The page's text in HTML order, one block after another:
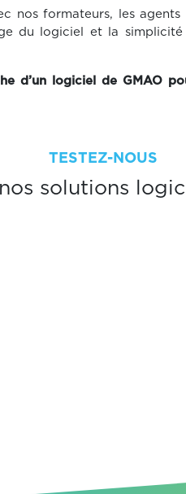
nos formateurs, les
du logiciel et la
d’un logiciel de GMAO
TESTEZ-NOUS
nos solutions